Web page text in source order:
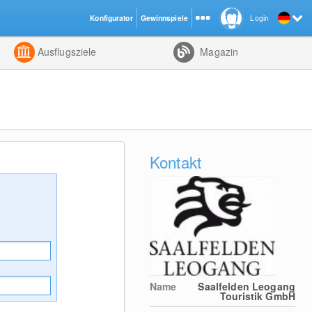
Kombiniert
Ausflugsziele Magazin
Kontakt
Name Saalfelden Leogang
Touristik GmbH
Login
Konfigurator Gewinnspiele